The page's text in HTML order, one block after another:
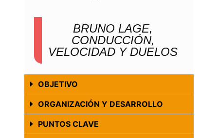
BRUNO LAGE,
CONDUCCIÓN,
VELOCIDAD Y DUELOS
OBJETIVO
ORGANIZACIÓN Y DESARROLLO
PUNTOS CLAVE